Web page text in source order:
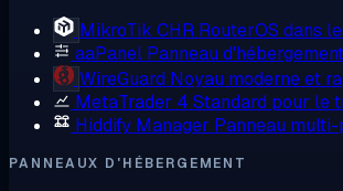
MikroTik CHR RouterOS dans
aaPanel Panneau
WireGuard Noyau moderne et
MetaTrader 4 Standard pour le
Hiddify Manager Panneau
PANNEAUX D'HÉBERGEMENT